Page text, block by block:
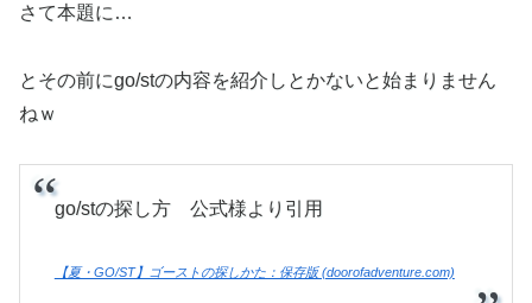
さて本題に…
とその前にgo/stの内容を紹介しとかないと始まりません
ねｗ
go/stの探し方 公式様より引用
【夏・GO/ST】ゴーストの探しかた：保存版 (doorofadventure.com)